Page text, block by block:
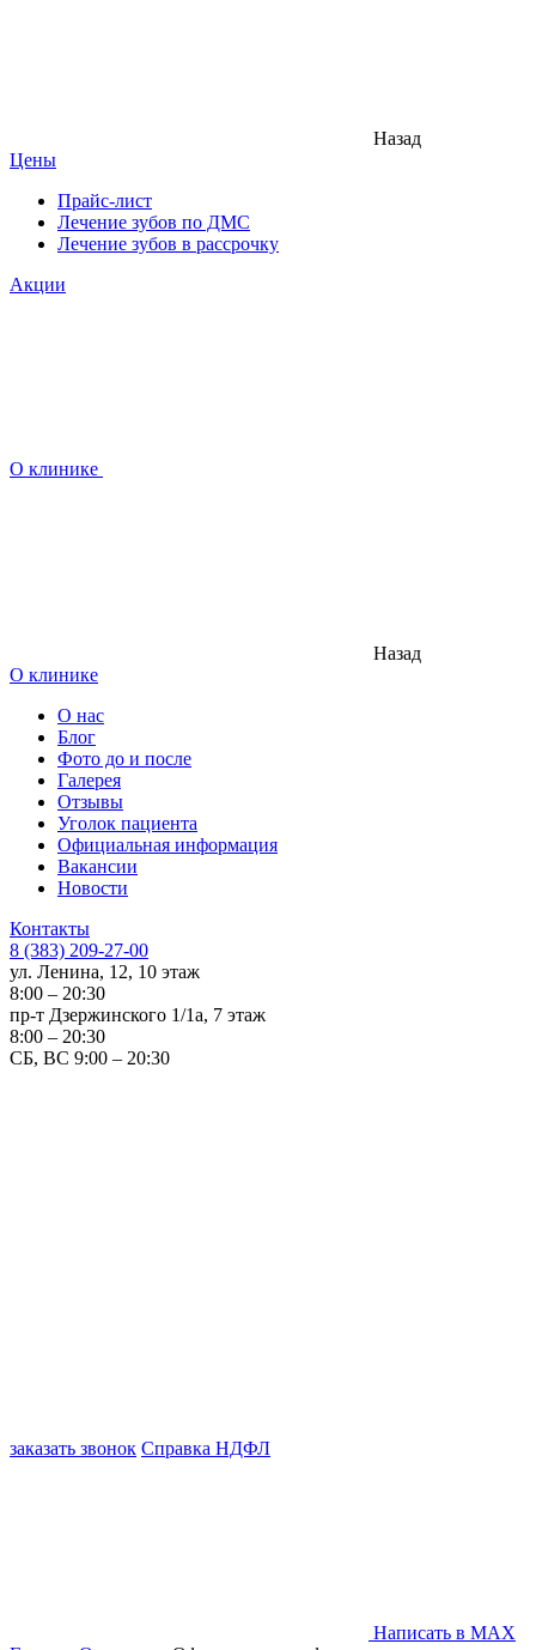
Назад
Цены
Прайс-лист
Лечение зубов по ДМС
Лечение зубов в рассрочку
Акции
О клинике
Назад
О клинике
О нас
Блог
Фото до и после
Галерея
Отзывы
Уголок пациента
Официальная информация
Вакансии
Новости
Контакты
8 (383) 209-27-00
ул. Ленина, 12, 10 этаж
8:00 – 20:30
пр-т Дзержинского 1/1а, 7 этаж
8:00 – 20:30
СБ, ВС 9:00 – 20:30
заказать звонок Справка НДФЛ
Написать в MAX